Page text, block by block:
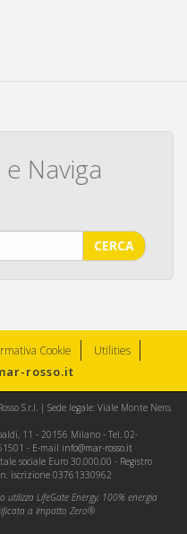
Naviga
CERCA
Cookie
Utilities
rosso.it
S.r.l. | Sede legale: Viale Monte Nero,
11 - 20156 Milano - Tel. 02-
- E-mail info@mar-rosso.it
sociale Euro 30.000,00 - Registro
iscrizione 03761330962
utilizza LifeGate Energy, 100% energia
a Impatto Zero®